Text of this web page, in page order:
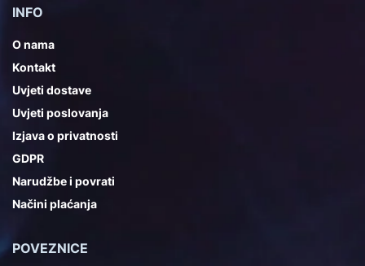
INFO
O nama
Kontakt
Uvjeti dostave
Uvjeti poslovanja
Izjava o privatnosti
GDPR
Narudžbe i povrati
Načini plaćanja
POVEZNICE